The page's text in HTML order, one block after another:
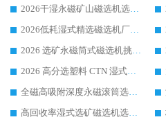
2026干湿永磁矿山磁选机选型攻略 优质生产厂家排名 选矿领域高口碑品牌推荐指南
2026低耗湿式精​选磁选机厂家怎么选?湿式精选磁选机供应商，行业认可度较高生产厂家华体会手机网页版-华体会(中国) 全面解析
2026 选矿永磁筒式磁选机挑选干货：华体会手机网页版-华体会(中国) 源头厂，绿色高效实力出众
2026 高分选塑料 CTN 湿式顺流磁选机选购指南，靠谱源头厂家华体会手机网页版-华体会(中国) 详解
全磁高吸附深度永磁滚筒选购指南 业内口碑稳定磁电设备生产厂家详细推荐
高回收率湿式选矿磁选机选购指南 业内口碑磁电设备生产厂家实力解析